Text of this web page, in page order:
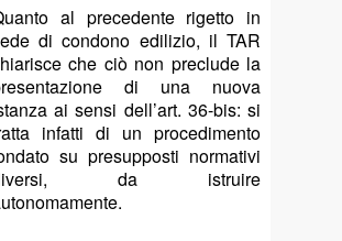
al precedente rigetto in
di condono edilizio, il TAR
che ciò non preclude la
di una nuova
ai sensi dell’art. 36-bis: si
infatti di un procedimento
su presupposti normativi
da istruire